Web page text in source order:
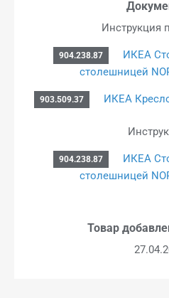
Инструкция
904.238.87
ИКЕА
столешницей
903.509.37 ИКЕА
904.238.87
ИКЕА
столешницей
Товар